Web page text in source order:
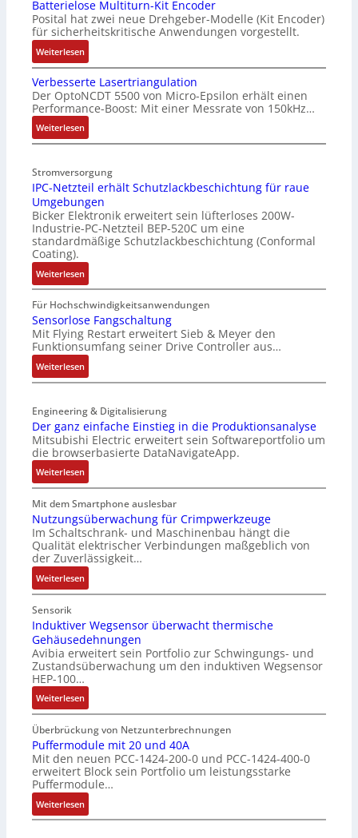
Batterielose Multiturn-Kit Encoder
Posital hat zwei neue Drehgeber-Modelle (Kit Encoder)
für sicherheitskritische Anwendungen vorgestellt.
Weiterlesen:
B
a
t
t
e
r
e
l
o
s
e
M
u
l
t
i
t
u
r
n
-
i
t
E
n
c
o
d
e
r
Verbesserte Lasertriangulation
Der OptoNCDT 5500 von Micro-Epsilon erhält einen
Performance-Boost: Mit einer Messrate von 150kHz…
Weiterlesen:
V
r
b
e
s
s
e
r
t
e
L
a
e
r
t
i
a
n
g
u
l
a
t
i
o
n
Stromversorgung
IPC-Netzteil erhält Schutzlackbeschichtung für raue
Umgebungen
Bicker Elektronik erweitert sein lüfterloses 200W-
Industrie-PC-Netzteil BEP-520C um eine
standardmäßige Schutzlackbeschichtung (Conformal
Coating).
Weiterlesen:
I
P
C
N
t
t
e
i
l
e
r
h
ä
l
S
c
h
t
z
l
a
k
b
e
s
c
h
i
c
h
Für Hochschwindigkeitsanwendungen
Sensorlose Fangschaltung
Mit Flying Restart erweitert Sieb & Meyer den
Funktionsumfang seiner Drive Controller aus…
Weiterlesen:
S
n
s
o
r
l
o
s
e
F
a
n
g
s
h
a
l
t
u
n
g
Engineering & Digitalisierung
Der ganz einfache Einstieg in die Produktionsanalyse
Mitsubishi Electric erweitert sein Softwareportfolio um
die browserbasierte DataNavigateApp.
Weiterlesen:
D
e
r
g
a
n
z
e
n
f
a
c
h
e
E
i
n
s
t
i
e
g
Mit dem Smartphone auslesbar
Nutzungsüberwachung für Crimpwerkzeuge
Im Schaltschrank- und Maschinenbau hängt die
Qualität elektrischer Verbindungen maßgeblich von
der Zuverlässigkeit…
Weiterlesen:
N
t
z
u
n
s
ü
b
e
r
w
a
c
h
Sensorik
Induktiver Wegsensor überwacht thermische
Gehäusedehnungen
Avibia erweitert sein Portfolio zur Schwingungs- und
Zustandsüberwachung um den induktiven Wegsensor
HEP-100…
Weiterlesen:
I
n
d
u
k
t
i
v
Überbrückung von Netzunterbrechnungen
Puffermodule mit 20 und 40A
Mit den neuen PCC-1424-200-0 und PCC-1424-400-0
erweitert Block sein Portfolio um leistungsstarke
Puffermodule…
Weiterlesen:
P